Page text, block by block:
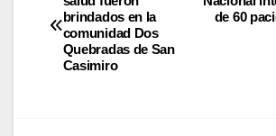
de 60
brindados en la
comunidad Dos
Quebradas de San
Casimiro